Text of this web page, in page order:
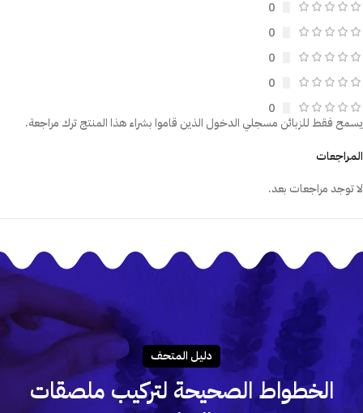
0
0
0
0
0
المراجعات
لا توجد مراجعات بعد.
يسمح فقط للزبائن مسجلي الدخول الذين قاموا بشراء هذا المنتج ترك مراجعة.
دليـل المتحـف
الخطواط الصحيحة لتركيب ملصقات